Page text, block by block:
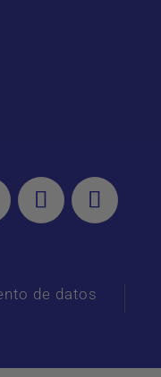
de datos